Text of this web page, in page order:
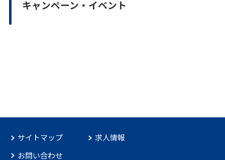
キャンペーン・イベント
サイトマップ
求人情報
お問い合わせ